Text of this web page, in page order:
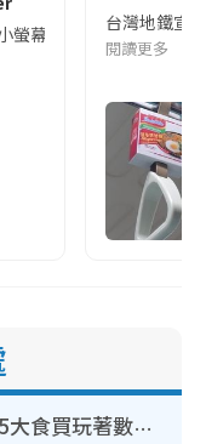
螢幕啦!這次的劇本改編
台灣地鐵宣
閱讀更多
【8月生日優惠2026】全港85大食買玩著數攻略 自助餐/火鍋放題同行免費＋誠品/DONKI送現金券